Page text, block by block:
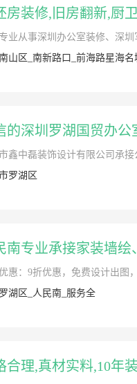
房装修,旧房翻新,厨
业从事深圳办公室装修、深
山区_南新路口_前海路星海名
的深圳罗湖国贸办
鑫中磊装饰设计有限公司承
罗湖区
南专业承接家装墙
惠：9折优惠，免费设计出图
湖区_人民南_服务全
合理,真材实料,10年